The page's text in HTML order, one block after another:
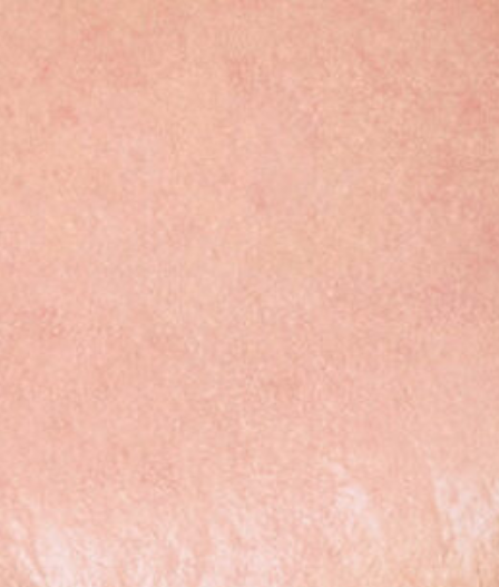
CUTÁNEO Y TRATAMIENTO
DE PIGMENTACIÓN CON